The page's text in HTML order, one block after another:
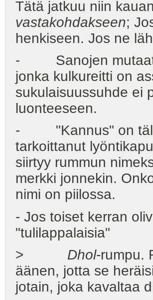
Tätä jatkuu niin
vastakohdakseen;
henkiseen. Jos ne
- Sanojen mutaatio
jonka kulkureitti on
sukulaisuussuhde ei
luonteeseen.
- "Kannus" on
tarkoittanut
siirtyy rummun
merkki jonnekin.
nimi on piilossa.
- Jos toiset kerran
"tulilappalaisia"
> Dhol-rumpu.
äänen, jotta se
jotain, joka kavaltaa